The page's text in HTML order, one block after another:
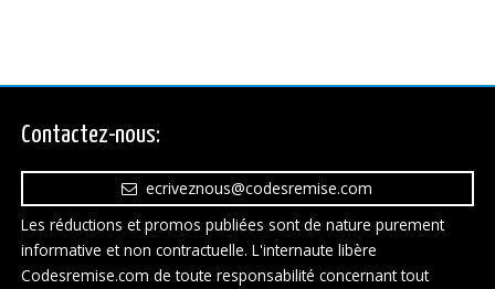
Contactez-nous:
ecriveznous@codesremise.com
Les réductions et promos publiées sont de nature purement
informative et non contractuelle. L'internaute libère
Codesremise.com de toute responsabilité concernant tout